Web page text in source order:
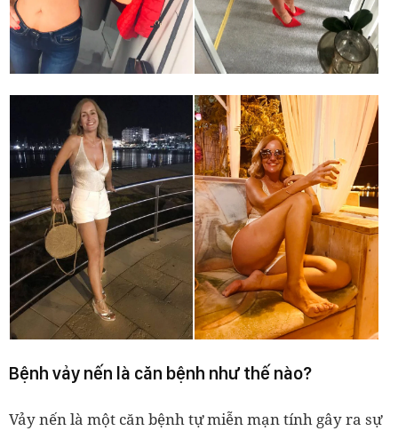
Bệnh vảy nến là căn bệnh như thế nào?
Vảy nến là một căn bệnh tự miễn mạn tính gây ra sự